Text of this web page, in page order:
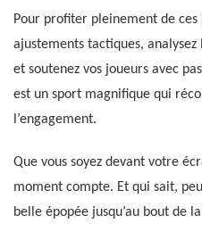
Pour profiter pleinement de
ajustements tactiques,
et soutenez vos joueurs avec
est un sport magnifique qui
l’engagement.
Que vous soyez devant votre
moment compte. Et qui sait,
belle épopée jusqu’au bout de